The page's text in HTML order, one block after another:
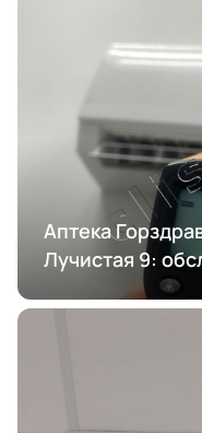
Аптека
Лучистая 9: